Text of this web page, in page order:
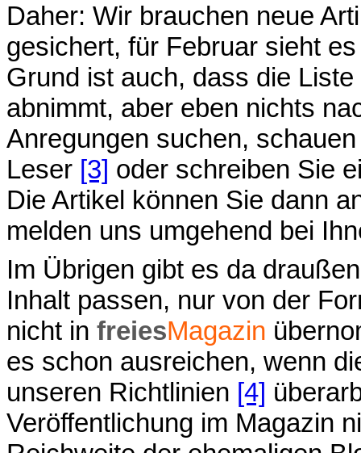
Daher: Wir brauchen neue
gesichert, für Februar sieht
Grund ist auch, dass die
abnimmt, aber eben nichts
Anregungen suchen,
Leser [3] oder schreiben Sie
Die Artikel können Sie dann
melden uns umgehend bei
Im Übrigen gibt es da
Inhalt passen, nur von der
nicht in freiesMagazin
es schon ausreichen, wenn
unseren Richtlinien [4]
Veröffentlichung im Magazin